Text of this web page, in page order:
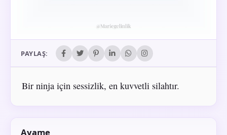
PAYLAŞ:
Bir ninja için sessizlik, en kuvvetli silahtır.
Ayame